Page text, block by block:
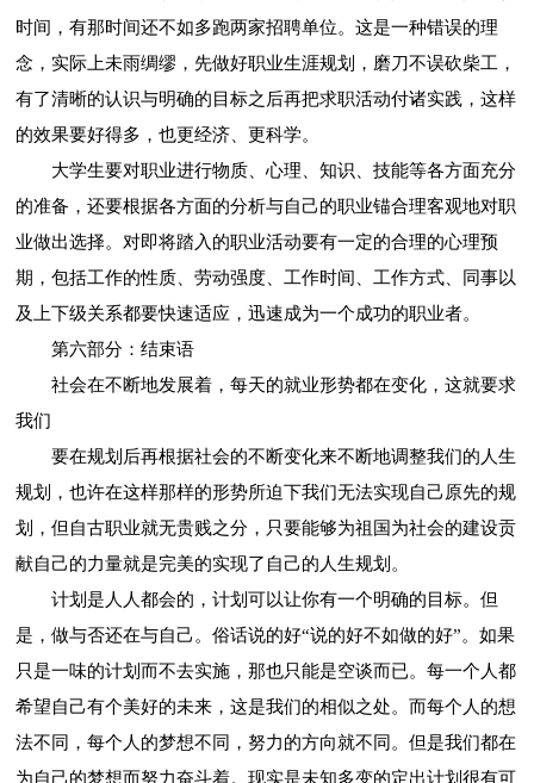
时间，有那时间还不如多跑两家招聘单位。这是一种错误的理
念，实际上未雨绸缪，先做好职业生涯规划，磨刀不误砍柴工，
有了清晰的认识与明确的目标之后再把求职活动付诸实践，这样
的效果要好得多，也更经济、更科学。
大学生要对职业进行物质、心理、知识、技能等各方面充分
的准备，还要根据各方面的分析与自己的职业锚合理客观地对职
业做出选择。对即将踏入的职业活动要有一定的合理的心理预
期，包括工作的性质、劳动强度、工作时间、工作方式、同事以
及上下级关系都要快速适应，迅速成为一个成功的职业者。
第六部分：结束语
社会在不断地发展着，每天的就业形势都在变化，这就要求
我们
要在规划后再根据社会的不断变化来不断地调整我们的人生
规划，也许在这样那样的形势所迫下我们无法实现自己原先的规
划，但自古职业就无贵贱之分，只要能够为祖国为社会的建设贡
献自己的力量就是完美的实现了自己的人生规划。
计划是人人都会的，计划可以让你有一个明确的目标。但
是，做与否还在与自己。俗话说的好“说的好不如做的好”。如果
只是一味的计划而不去实施，那也只能是空谈而已。每一个人都
希望自己有个美好的未来，这是我们的相似之处。而每个人的想
法不同，每个人的梦想不同，努力的方向就不同。但是我们都在
为自己的梦想而努力奋斗着。现实是未知多变的定出计划很有可